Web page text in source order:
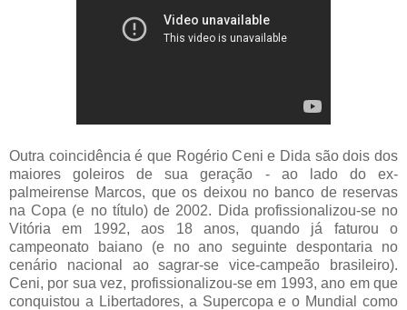
Outra coincidência é que Rogério Ceni e Dida são dois dos
maiores goleiros de sua geração - ao lado do ex-
palmeirense Marcos, que os deixou no banco de reservas
na Copa (e no título) de 2002. Dida profissionalizou-se no
Vitória em 1992, aos 18 anos, quando já faturou o
campeonato baiano (e no ano seguinte despontaria no
cenário nacional ao sagrar-se vice-campeão brasileiro).
Ceni, por sua vez, profissionalizou-se em 1993, ano em que
conquistou a Libertadores, a Supercopa e o Mundial como